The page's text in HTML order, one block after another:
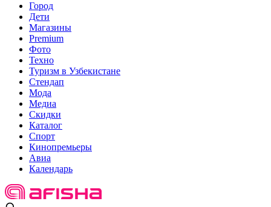
Город
Дети
Магазины
Premium
Фото
Техно
Туризм в Узбекистане
Стендап
Мода
Медиа
Скидки
Каталог
Спорт
Кинопремьеры
Авиа
Календарь